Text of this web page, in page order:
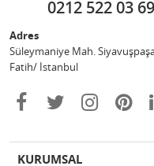
0212 522 03 69
Adres
Süleymaniye Mah.
Fatih/ İstanbul
KURUMSAL